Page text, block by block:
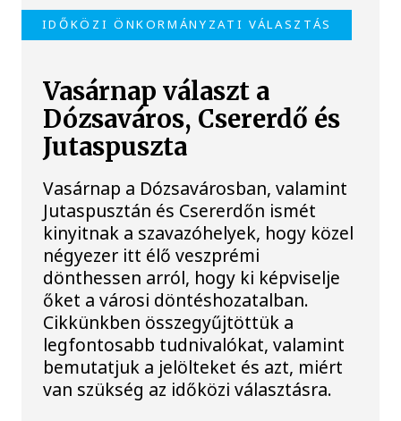
IDŐKÖZI ÖNKORMÁNYZATI VÁLASZTÁS
Vasárnap választ a
Dózsaváros, Csererdő és
Jutaspuszta
Vasárnap a Dózsavárosban, valamint
Jutaspusztán és Csererdőn ismét
kinyitnak a szavazóhelyek, hogy közel
négyezer itt élő veszprémi
dönthessen arról, hogy ki képviselje
őket a városi döntéshozatalban.
Cikkünkben összegyűjtöttük a
legfontosabb tudnivalókat, valamint
bemutatjuk a jelölteket és azt, miért
van szükség az időközi választásra.